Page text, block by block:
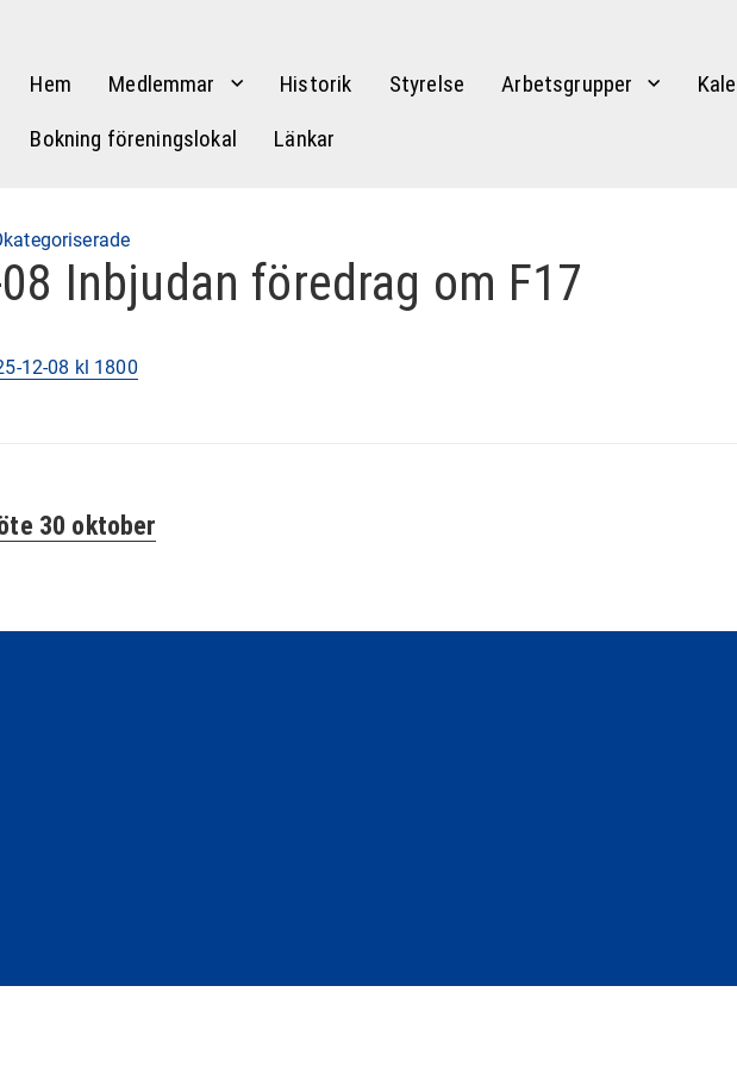
Hem Medlemmar Historik Styrelse Arbetsgrupper
Bokning föreningslokal Länkar
Inbjudan föredrag om F17
12-08 kl 1800
30 oktober